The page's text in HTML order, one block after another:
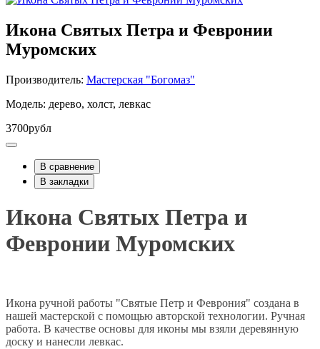
Икона Святых Петра и Февронии
Муромских
Производитель: Мастерская "Богомаз"
Модель: дерево, холст, левкас
3700рубл
В сравнение
В закладки
Икона Святых Петра и
Февронии Муромских
Икона ручной работы "Святые Петр и Феврония" создана в
нашей мастерской с помощью авторской технологии. Ручная
работа. В качестве основы для иконы мы взяли деревянную
доску и нанесли левкас.